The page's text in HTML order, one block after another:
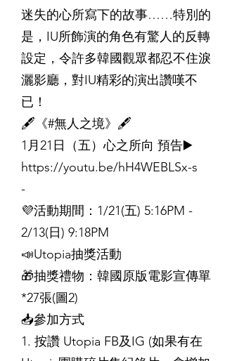
迷失的心所寫下的故事……特別的
是，IU所飾演的角色有驚人的反轉
設定，令許多韓國觀眾都忍不住淚
灑影廳，對IU精彩的演出讚嘆不
已！
🖋《#無人之境》🖋
1月21日（五）心之所向 預告▶️
https://youtu.be/hH4WEBLSx-s
-
💜活動期間：1/21(五) 5:16PM -
2/13(日) 9:18PM
📣Utopia抽獎活動
🎁抽獎禮物：韓國原版電影宣傳單
*27張(圖2)
📥參加方式
1. 按讚 Utopia FB及IG (如果有在